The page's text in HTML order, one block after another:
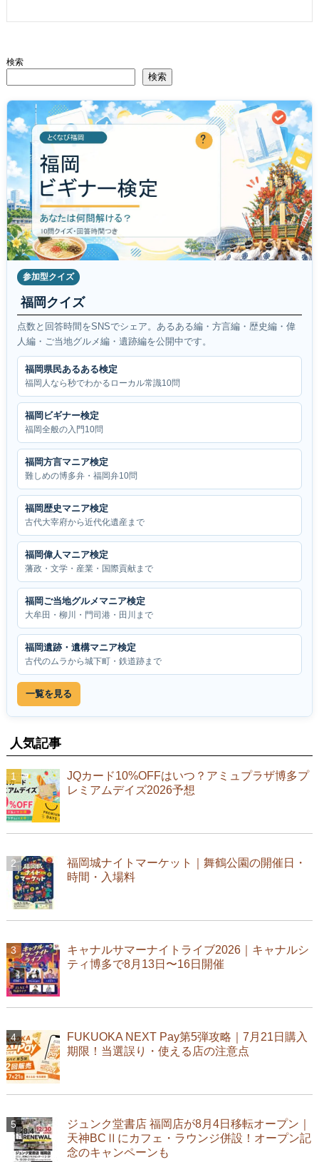
検索
検索
参加型クイズ
福岡クイズ
点数と回答時間をSNSでシェア。あるある編・方言編・歴史編・偉
人編・ご当地グルメ編・遺跡編を公開中です。
福岡県民あるある検定
福岡人なら秒でわかるローカル常識10問
福岡ビギナー検定
福岡全般の入門10問
福岡方言マニア検定
難しめの博多弁・福岡弁10問
福岡歴史マニア検定
古代大宰府から近代化遺産まで
福岡偉人マニア検定
藩政・文学・産業・国際貢献まで
福岡ご当地グルメマニア検定
大牟田・柳川・門司港・田川まで
福岡遺跡・遺構マニア検定
古代のムラから城下町・鉄道跡まで
一覧を見る
人気記事
JQカード10%OFFはいつ？アミュプラザ博多プ
レミアムデイズ2026予想
福岡城ナイトマーケット｜舞鶴公園の開催日・
時間・入場料
キャナルサマーナイトライブ2026｜キャナルシ
ティ博多で8月13日〜16日開催
FUKUOKA NEXT Pay第5弾攻略｜7月21日購入
期限！当選誤り・使える店の注意点
ジュンク堂書店 福岡店が8月4日移転オープン｜
天神BCⅡにカフェ・ラウンジ併設！オープン記
念のキャンペーンも